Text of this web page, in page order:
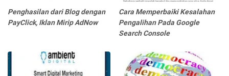
Penghasilan dari Blog dengan
PayClick, Iklan Mirip AdNow
Cara Memperbaiki Kesalahan
Pengalihan Pada Google
Search Console